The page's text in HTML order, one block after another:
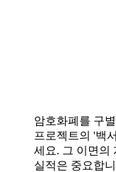
암호화폐를 구
프로젝트의 '백
세요. 그 이면의
실적은 중요합